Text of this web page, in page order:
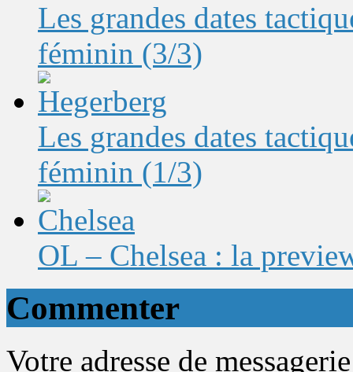
Les grandes dates
féminin (3/3)
Les grandes dates
féminin (1/3)
OL – Chelsea : la
Commenter
Votre adresse de